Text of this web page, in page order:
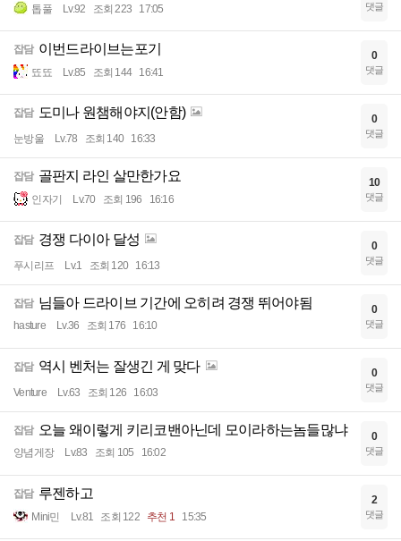
톱풀 Lv.92 조회 223 17:05 댓글
잡담 이번드라이브는포기
뚀뚀 Lv.85 조회 144 16:41
0
댓글
잡담 도미나 원챔해야지(안함)
눈방울 Lv.78 조회 140 16:33
0
댓글
잡담 골판지 라인 살만한가요
인자기 Lv.70 조회 196 16:16
10
댓글
잡담 경쟁 다이아 달성
푸시리프 Lv.1 조회 120 16:13
0
댓글
잡담 님들아 드라이브 기간에 오히려 경쟁 뛰어야됨
hasture Lv.36 조회 176 16:10
0
댓글
잡담 역시 벤처는 잘생긴 게 맞다
Venture Lv.63 조회 126 16:03
0
댓글
잡담 오늘 왜이렇게 키리코밴아닌데 모이라하는놈들많냐
양념게장 Lv.83 조회 105 16:02
0
댓글
잡담 루젠하고
Mini민 Lv.81 조회 122 추천 1 15:35
2
댓글